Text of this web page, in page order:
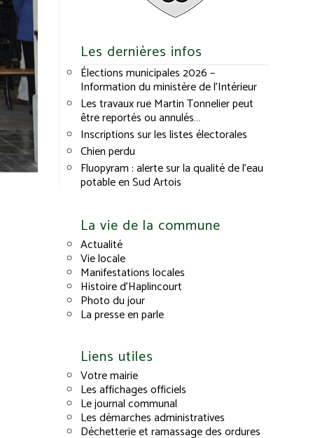
Les dernières infos
Élections municipales 2026 –
Information du ministère de l’Intérieur
Les travaux rue Martin Tonnelier peut
être reportés ou annulés…
Inscriptions sur les listes électorales
Chien perdu
Fluopyram : alerte sur la qualité de l’eau
potable en Sud Artois
La vie de la commune
Actualité
Vie locale
Manifestations locales
Histoire d’Haplincourt
Photo du jour
La presse en parle
Liens utiles
Votre mairie
Les affichages officiels
Le journal communal
Les démarches administratives
Déchetterie et ramassage des ordures